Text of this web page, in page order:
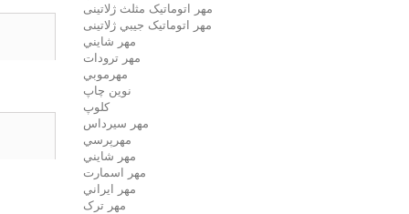
مهر اتوماتیک مثلث ژلاتینی
مهر اتوماتیک جيبي ژلاتینی
مهر شايني
مهر ترودات
مهرموبي
نوين چاپ
کلوپ
مهر سيرداس
مهرپرسي
مهر شايني
مهر اسمارت
مهر ايراني
مهر ترک